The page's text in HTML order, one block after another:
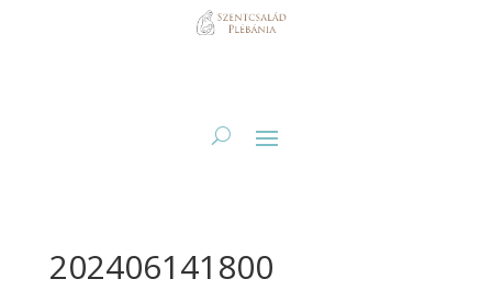
202406141800